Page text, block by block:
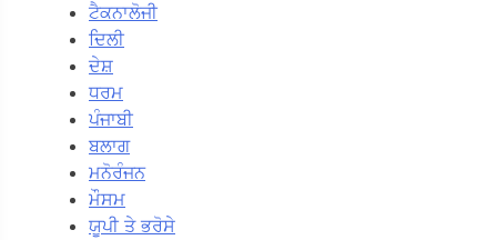
ਟੈਕਨਾਲੋਜੀ
ਦਿਲੀ
ਦੇਸ਼
ਧਰਮ
ਪੰਜਾਬੀ
ਬਲਾਗ
ਮਨੋਰੰਜਨ
ਮੌਸਮ
ਯੂਪੀ ਤੇ ਭਰੋਸੇ